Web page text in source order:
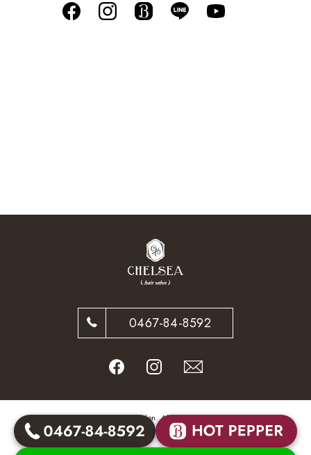
0467-84-8592
© CHELSEA hair salon. All Rights Reserved.